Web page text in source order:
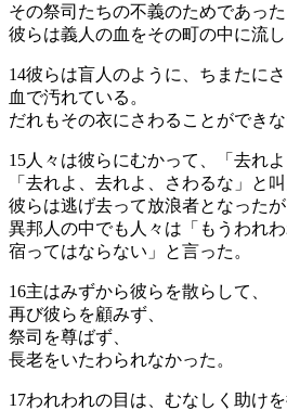
その祭司たちの不義のためであった
彼らは義人の血をその町の中に流し
14彼らは盲人のように、ちまたにさ
血で汚れている。
だれもその衣にさわることができな
15人々は彼らにむかって、「去れ
「去れよ、去れよ、さわるな」と叫
彼らは逃げ去って放浪者となったが
異邦人の中でも人々は「もうわれ
宿ってはならない」と言った。
16主はみずから彼らを散らして、
再び彼らを顧みず、
祭司を尊ばず、
長老をいたわられなかった。
17われわれの目は、むなしく助け